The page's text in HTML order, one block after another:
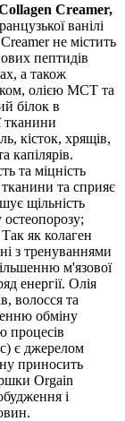
Creamer,
ванілі
не містить
пептидів
а також
олією МСТ та
білок в
тканини
кісток, хрящів,
капілярів.
та міцність
та сприяє
щільність
як колаген
з тренуваннями
м'язової
енергії. Олія
волосся та
обміну
процесів
є джерелом
приносить
Orgain
і